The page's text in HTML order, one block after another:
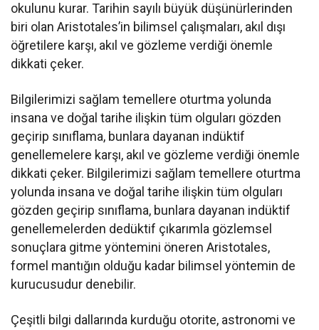
okulunu kurar. Tarihin sayılı büyük düşünürlerinden
biri olan Aristotales’in bilimsel çalışmaları, akıl dışı
öğretilere karşı, akıl ve gözleme verdiği önemle
dikkati çeker.
Bilgilerimizi sağlam temellere oturtma yolunda
insana ve doğal tarihe ilişkin tüm olguları gözden
geçirip sınıflama, bunlara dayanan indüktif
genellemelere karşı, akıl ve gözleme verdiği önemle
dikkati çeker. Bilgilerimizi sağlam temellere oturtma
yolunda insana ve doğal tarihe ilişkin tüm olguları
gözden geçirip sınıflama, bunlara dayanan indüktif
genellemelerden dedüktif çıkarımla gözlemsel
sonuçlara gitme yöntemini öneren Aristotales,
formel mantığın olduğu kadar bilimsel yöntemin de
kurucusudur denebilir.
Çeşitli bilgi dallarında kurduğu otorite, astronomi ve